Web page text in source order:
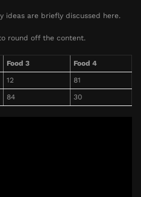
ideas are briefly discussed here.
round off the content.
Food 3
Food 4
12
81
84 30